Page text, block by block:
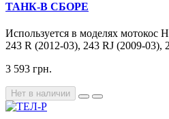
ТАНК-В СБОРЕ
Используется в моделях мотокос
243 R (2012-03), 243 RJ (2009-03),
3 593 грн.
Нет в наличии